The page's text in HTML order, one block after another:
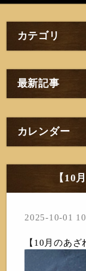
カテゴリ
最新記事
カレンダー
【10
2025-10-01
【10月のあざ